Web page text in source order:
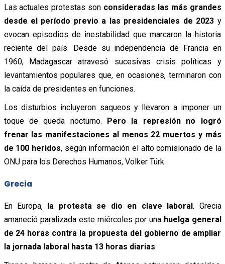
Las actuales protestas son consideradas las más grandes
desde el período previo a las presidenciales de 2023 y
evocan episodios de inestabilidad que marcaron la historia
reciente del país. Desde su independencia de Francia en
1960, Madagascar atravesó sucesivas crisis políticas y
levantamientos populares que, en ocasiones, terminaron con
la caída de presidentes en funciones.
Los disturbios incluyeron saqueos y llevaron a imponer un
toque de queda nocturno. Pero la represión no logró
frenar las manifestaciones al menos 22 muertos y más
de 100 heridos, según información el alto comisionado de la
ONU para los Derechos Humanos, Volker Türk.
Grecia
En Europa,la protesta se dio en clave laboral. Grecia
amaneció paralizada este miércoles por unahuelga general
de 24 horas contra la propuesta del gobierno de ampliar
la jornada laboral hasta 13 horas diarias.